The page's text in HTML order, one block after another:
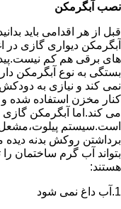
نصب آبگرمکن
قبل از هر اقدامی باید
آبگرمکن دیواری گازی
های برقی هم کم نیست.پیدا
بستگی به نوع آبگرمکن
نمی کند و نیازی به دودکش
کنار مخزن استفاده شده و
می کند.اما آبگرمکن
است.سیستم
برداشتن روکش بدنه دیده
بتواند آب گرم ساختمان را
هستند:
1.آب داغ نمی شود